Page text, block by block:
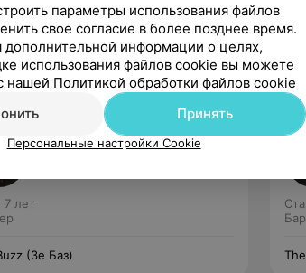
Коломацкая Вероника
лет
(Зе Баз)
параметры использования файлов
свое согласие в более позднее время.
дополнительной информации о целях,
использования файлов cookie вы можете
нашей Политикой обработки файлов cookie
Принять
Персональные настройки Cookie